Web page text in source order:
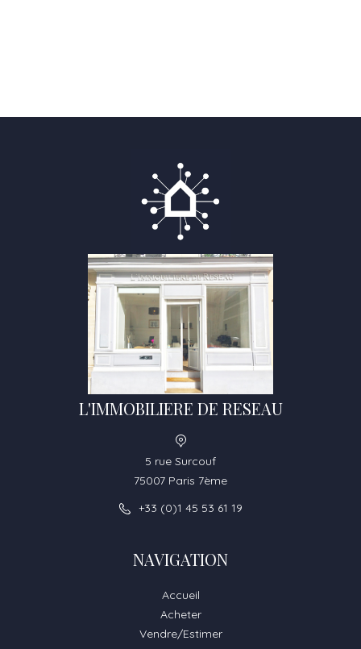
L'IMMOBILIERE DE RESEAU
5 rue Surcouf
75007 Paris 7ème
+33 (0)1 45 53 61 19
NAVIGATION
Accueil
Acheter
Vendre/Estimer